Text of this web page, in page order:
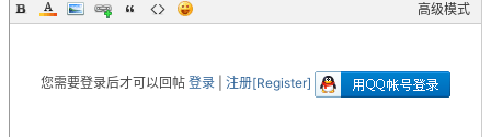
高级模式
您需要登录后才可以回帖 登录 注册[Register]